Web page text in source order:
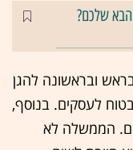
שלכם?
ובראשונה להגן
לעסקים. בנוסף,
הממשלה לא